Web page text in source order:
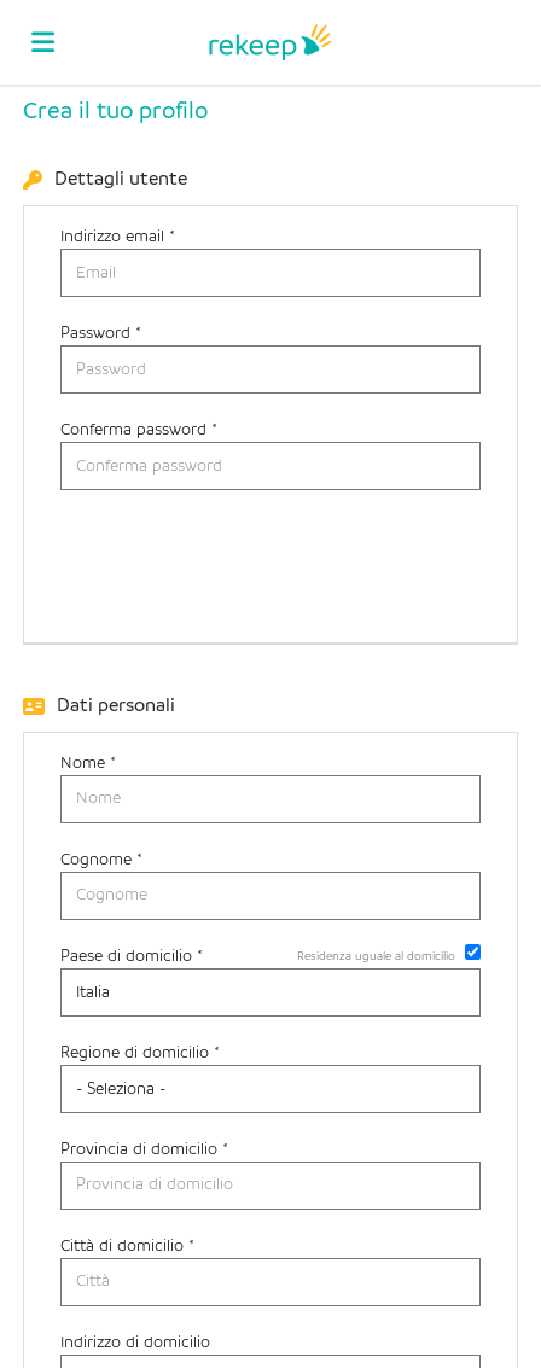
Home
Offerte
di
lavoro
Carica
il
CV
Login
Lingua
IT
DE
PT
Crea il tuo profilo
Dettagli utente
Indirizzo email *
Password *
Conferma password *
Dati personali
Nome *
Cognome *
Paese di domicilio * Residenza uguale al domicilio
Regione di domicilio *
Provincia di domicilio *
Città di domicilio *
Indirizzo di domicilio